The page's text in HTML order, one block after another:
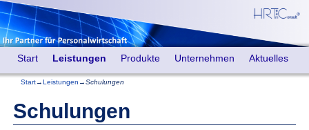
Start Leistungen Produkte Unternehmen Aktuelles
Start→Leistungen →Schulungen
Schulungen